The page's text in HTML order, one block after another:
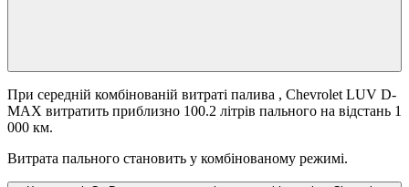
При середній комбінованій витраті палива , Chevrolet LUV D-
MAX витратить приблизно 100.2 літрів пального на відстань 1
000 км.
Витрата пального становить у комбінованому режимі.